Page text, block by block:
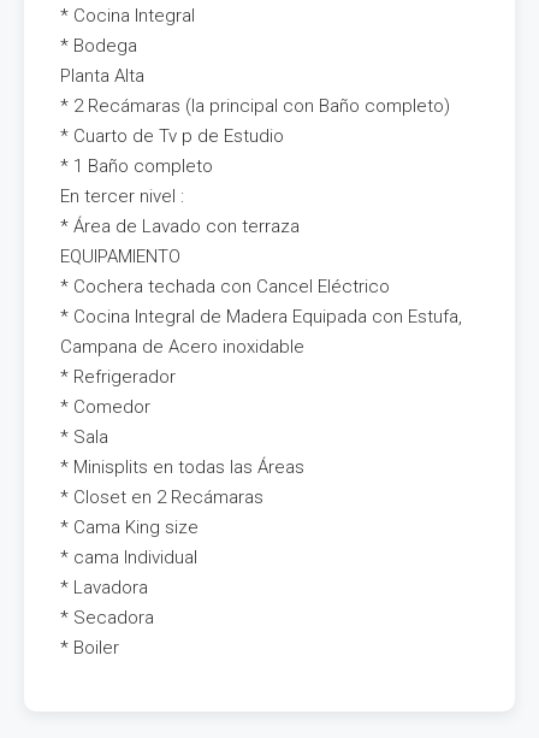
* Cocina Integral
* Bodega
Planta Alta
* 2 Recámaras (la principal con Baño completo)
* Cuarto de Tv p de Estudio
* 1 Baño completo
En tercer nivel :
* Área de Lavado con terraza
EQUIPAMIENTO
* Cochera techada con Cancel Eléctrico
* Cocina Integral de Madera Equipada con Estufa,
Campana de Acero inoxidable
* Refrigerador
* Comedor
* Sala
* Minisplits en todas las Áreas
* Closet en 2 Recámaras
* Cama King size
* cama Individual
* Lavadora
* Secadora
* Boiler